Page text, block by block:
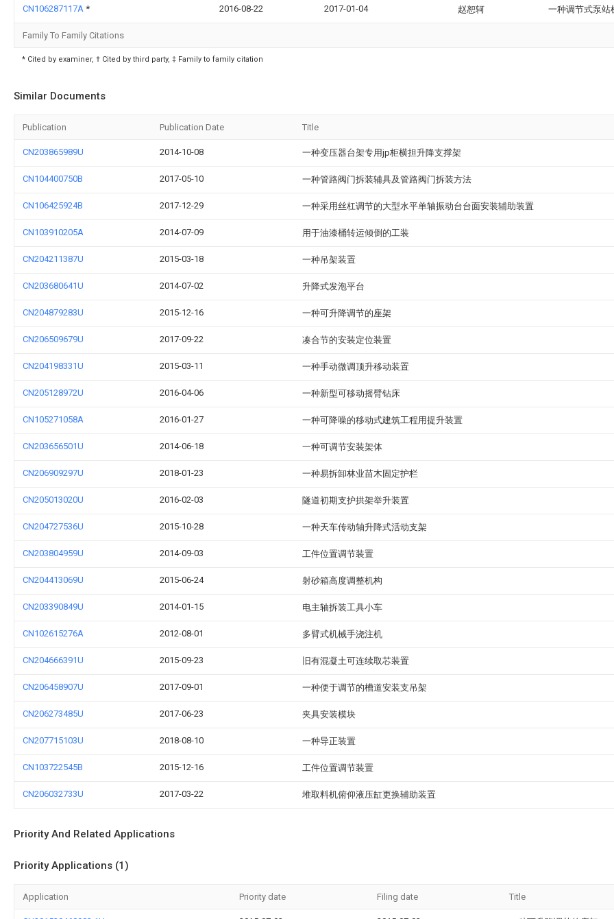
CN106287117A * 2016-08-22 2017-01-04 赵恕轲 一种调节式泵站
Family To Family Citations
* Cited by examiner, † Cited by third party, ‡ Family to family citation
Similar Documents
Publication Publication Date Title
CN203865989U 2014-10-08 一种变压器台架专用jp柜横担升降支撑架
CN104400750B 2017-05-10 一种管路阀门拆装辅具及管路阀门拆装方法
CN106425924B 2017-12-29 一种采用丝杠调节的大型水平单轴振动台台面安装辅助装置
CN103910205A 2014-07-09 用于油漆桶转运倾倒的工装
CN204211387U 2015-03-18 一种吊架装置
CN203680641U 2014-07-02 升降式发泡平台
CN204879283U 2015-12-16 一种可升降调节的座架
CN206509679U 2017-09-22 凑合节的安装定位装置
CN204198331U 2015-03-11 一种手动微调顶升移动装置
CN205128972U 2016-04-06 一种新型可移动摇臂钻床
CN105271058A 2016-01-27 一种可降噪的移动式建筑工程用提升装置
CN203656501U 2014-06-18 一种可调节安装架体
CN206909297U 2018-01-23 一种易拆卸林业苗木固定护栏
CN205013020U 2016-02-03 隧道初期支护拱架举升装置
CN204727536U 2015-10-28 一种天车传动轴升降式活动支架
CN203804959U 2014-09-03 工件位置调节装置
CN204413069U 2015-06-24 射砂箱高度调整机构
CN203390849U 2014-01-15 电主轴拆装工具小车
CN102615276A 2012-08-01 多臂式机械手浇注机
CN204666391U 2015-09-23 旧有混凝土可连续取芯装置
CN206458907U 2017-09-01 一种便于调节的槽道安装支吊架
CN206273485U 2017-06-23 夹具安装模块
CN207715103U 2018-08-10 一种导正装置
CN103722545B 2015-12-16 工件位置调节装置
CN206032733U 2017-03-22 堆取料机俯仰液压缸更换辅助装置
Priority And Related Applications
Priority Applications (1)
Application Priority date Filing date Title